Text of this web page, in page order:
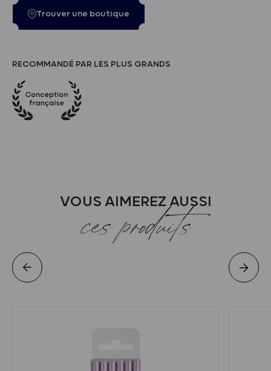
Trouver une boutique
RECOMMANDÉ PAR LES PLUS GRANDS
VOUS AIMEREZ AUSSI
ces produits